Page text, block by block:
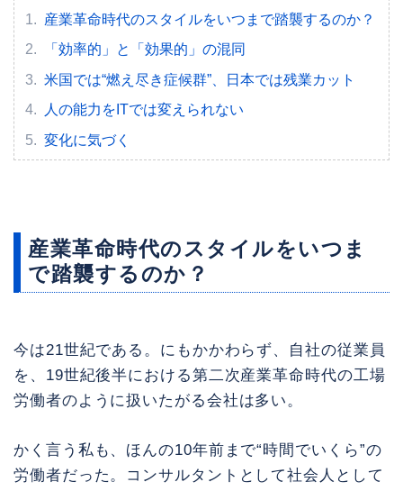
産業革命時代のスタイルをいつまで踏襲するのか？
「効率的」と「効果的」の混同
米国では“燃え尽き症候群”、日本では残業カット
人の能力をITでは変えられない
変化に気づく
産業革命時代のスタイルをいつま
で踏襲するのか？
今は21世紀である。にもかかわらず、自社の従業員
を、19世紀後半における第二次産業革命時代の工場
労働者のように扱いたがる会社は多い。
かく言う私も、ほんの10年前まで“時間でいくら”の
労働者だった。コンサルタントとして社会人として